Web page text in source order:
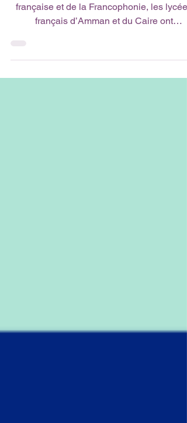
À l’occasion de la Semaine de la langue
française et de la Francophonie, les lycées